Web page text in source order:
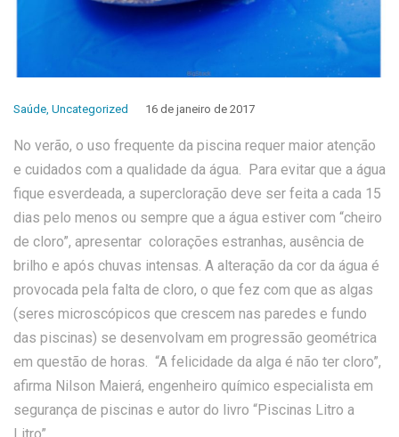
Saúde, Uncategorized 16 de janeiro de 2017
No verão, o uso frequente da piscina requer maior atenção
e cuidados com a qualidade da água. Para evitar que a água
fique esverdeada, a supercloração deve ser feita a cada 15
dias pelo menos ou sempre que a água estiver com “cheiro
de cloro”, apresentar colorações estranhas, ausência de
brilho e após chuvas intensas. A alteração da cor da água é
provocada pela falta de cloro, o que fez com que as algas
(seres microscópicos que crescem nas paredes e fundo
das piscinas) se desenvolvam em progressão geométrica
em questão de horas. “A felicidade da alga é não ter cloro”,
afirma Nilson Maierá, engenheiro químico especialista em
segurança de piscinas e autor do livro “Piscinas Litro a